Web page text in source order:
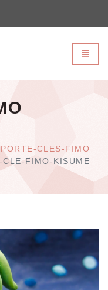
PORTE-CLES-FIMO
CLE-FIMO-KISUME